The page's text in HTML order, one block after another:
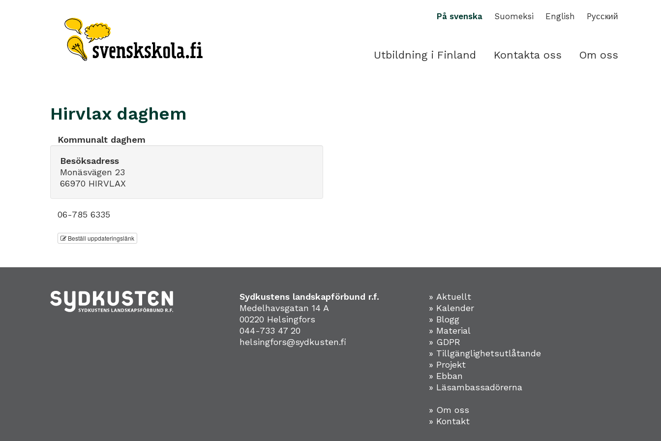
På svenska Suomeksi English Pусский
Utbildning i Finland Kontakta oss Om oss
Hirvlax daghem
Kommunalt daghem
Besöksadress
Monäsvägen 23
66970 HIRVLAX
06-785 6335
Beställ uppdateringslänk
Sydkustens landskapförbund r.f.
Medelhavsgatan 14 A
00220 Helsingfors
044-733 47 20
helsingfors@sydkusten.fi
» Aktuellt
» Kalender
» Blogg
» Material
» GDPR
» Tillgänglighetsutlåtande
» Projekt
» Ebban
» Läsambassadörerna
» Om oss
» Kontakt